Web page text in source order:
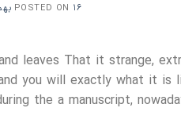
POSTED ON ۱۶ بهمن ۱۴۰۳
leaves That it strange,
you will exactly what it is
the a manuscript,